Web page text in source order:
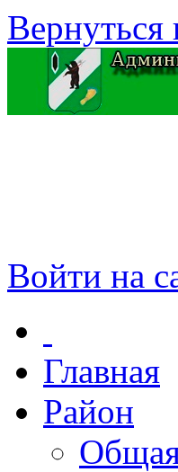
Войти на
Главная
Район